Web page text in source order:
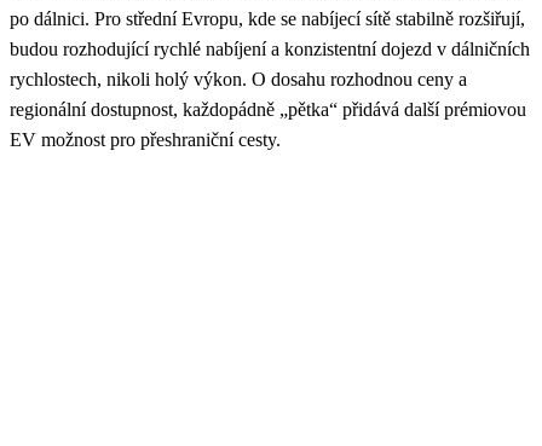
po dálnici. Pro střední Evropu, kde se nabíjecí sítě stabilně rozšiřují,
budou rozhodující rychlé nabíjení a konzistentní dojezd v dálničních
rychlostech, nikoli holý výkon. O dosahu rozhodnou ceny a
regionální dostupnost, každopádně „pětka“ přidává další prémiovou
EV možnost pro přeshraniční cesty.